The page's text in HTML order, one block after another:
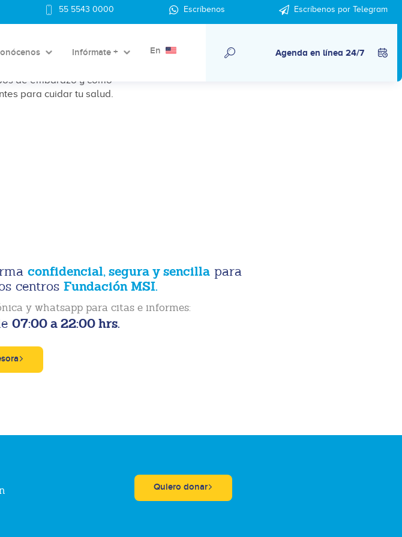
55 5543 0000 Escríbenos Escríbenos por Telegram
Infórmate + En Agenda en línea 24/7
de embarazo?
de embarazo y cómo
para cuidar tu salud.
confidencial, segura y sencillapara
centros Fundación MSI.
y whatsapp para citas e informes:
07:00 a 22:00 hrs.
Quiero donar